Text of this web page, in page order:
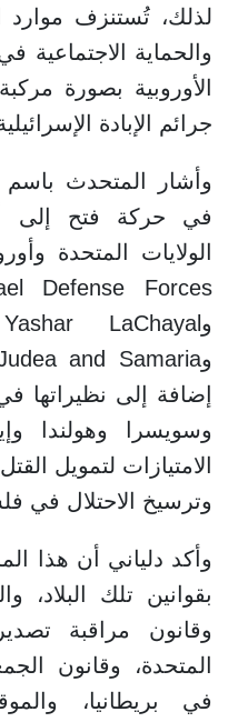
لذلك، تُستنزف موارد
والحماية الاجتماعية
الأوروبية بصورة
جرائم الإبادة
وأشار المتحدث باسم
في حركة فتح
إضافة إلى نظيراتها
وسويسرا وهولندا
الامتيازات لتمويل
وترسيخ الاحتلال في
وأكد دلياني أن هذا
بقوانين تلك البلاد،
وقانون مراقبة
في بريطانيا،